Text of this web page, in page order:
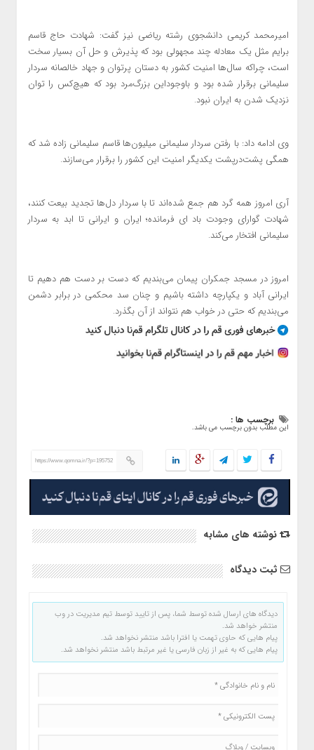
امیرمحمد کریمی دانشجوی رشته ریاضی نیز گفت: شهادت حاج قاسم
برایم مثل یک معادله چند مجهولی بود که پذیرش و حل آن بسیار سخت
است، چراکه سال‌ها امنیت کشور به دستان پرتوان و جهاد خالصانه سردار
سلیمانی برقرار شده بود و باوجوداین بزرگ‌مرد بود که هیچ‌کس را توان
نزدیک شدن به ایران نبود.
وی ادامه داد: با رفتن سردار سلیمانی میلیون‌ها قاسم سلیمانی زاده شد که
همگی پشت‌درپشت یکدیگر امنیت این کشور را برقرار می‌سازند.
آری امروز همه گرد هم جمع شده‌اند تا با سردار دل‌ها تجدید بیعت کنند،
شهادت گوارای وجودت باد ای فرمانده؛ ایران و ایرانی تا ابد به سردار
سلیمانی افتخار می‌کند.
امروز در مسجد جمکران پیمان می‌بندیم که دست بر دست هم دهیم تا
ایرانی آباد و یکپارچه داشته باشیم و چنان سد محکمی در برابر دشمن
می‌بندیم که حتی در خواب هم نتواند از آن بگذرد.
برچسب ها :
این مطلب بدون برچسب می باشد.
https://www.qomna.ir/?p=195752
نوشته های مشابه
ثبت دیدگاه
دیدگاه های ارسال شده توسط شما، پس از تایید توسط تیم مدیریت در وب
منتشر خواهد شد.
پیام هایی که حاوی تهمت یا افترا باشد منتشر نخواهد شد.
پیام هایی که به غیر از زبان فارسی یا غیر مرتبط باشد منتشر نخواهد شد.